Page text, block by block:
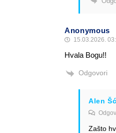
Anonymous
15.03.2026.
Hvala Bogu!!
Odgovori
Alen
Zašto